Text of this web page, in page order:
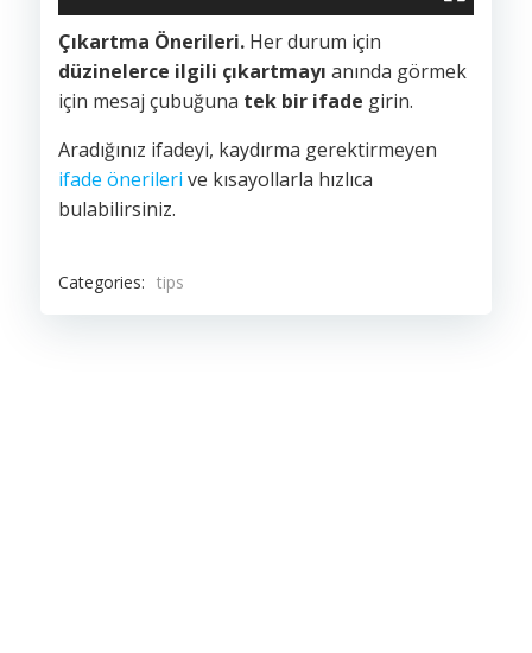
Çıkartma Önerileri. Her durum için
düzinelerce ilgili çıkartmayı anında görmek
için mesaj çubuğuna tek bir ifade girin.
Aradığınız ifadeyi, kaydırma gerektirmeyen
ifade önerileri ve kısayollarla hızlıca
bulabilirsiniz.
Categories: tips